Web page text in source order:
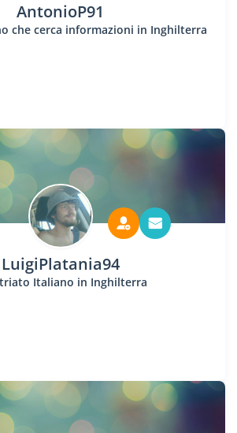
AntonioP91
che cerca informazioni in Inghilterra
LuigiPlatania94
Italiano in Inghilterra